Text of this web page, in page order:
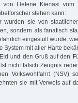
von Helene Kienast
stehen kann:
wurden sie von
sondern als fanatisch
eingestuft wurde,
System mit aller Härte
und den Gruß auf den
nicht falsch Zeugnis
Volkswohlfahrt (NSV)
sie mit Verweis auf